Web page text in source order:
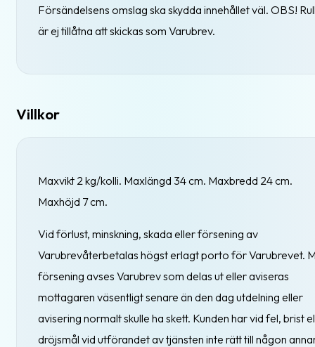
Försändelsens omslag ska skydda innehållet väl. OBS!
är ej tillåtna att skickas som Varubrev.
Villkor
Maxvikt 2 kg/kolli. Maxlängd 34 cm. Maxbredd 24 cm.
Maxhöjd 7 cm.
Vid förlust, minskning, skada eller försening av
Varubrevåterbetalas högst erlagt porto för Varubrevet.
försening avses Varubrev som delas ut eller aviseras
mottagaren väsentligt senare än den dag utdelning eller
avisering normalt skulle ha skett. Kunden har vid fel, brist
dröjsmål vid utförandet av tjänsten inte rätt till någon